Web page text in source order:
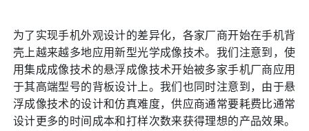
为了实现手机外观设计的差异化，各家厂商开始在手机背
壳上越来越多地应用新型光学成像技术。我们注意到，使
用集成成像技术的悬浮成像技术开始被多家手机厂商应用
于其高端型号的背板设计上。我们也同时注意到，由于悬
浮成像技术的设计和仿真难度，供应商通常要耗费比通常
设计更多的时间成本和打样次数来获得理想的产品效果。